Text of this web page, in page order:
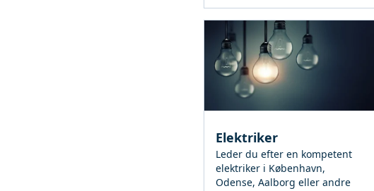
Elektriker
Leder du efter en kompetent
elektriker i København,
Odense, Aalborg eller andre